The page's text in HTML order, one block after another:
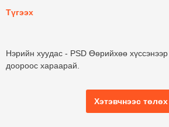
Түгээх
Нэрийн хуудас - PSD Өөрийхөө
доороос хараарай.
Хэтэвчнээс төлөх